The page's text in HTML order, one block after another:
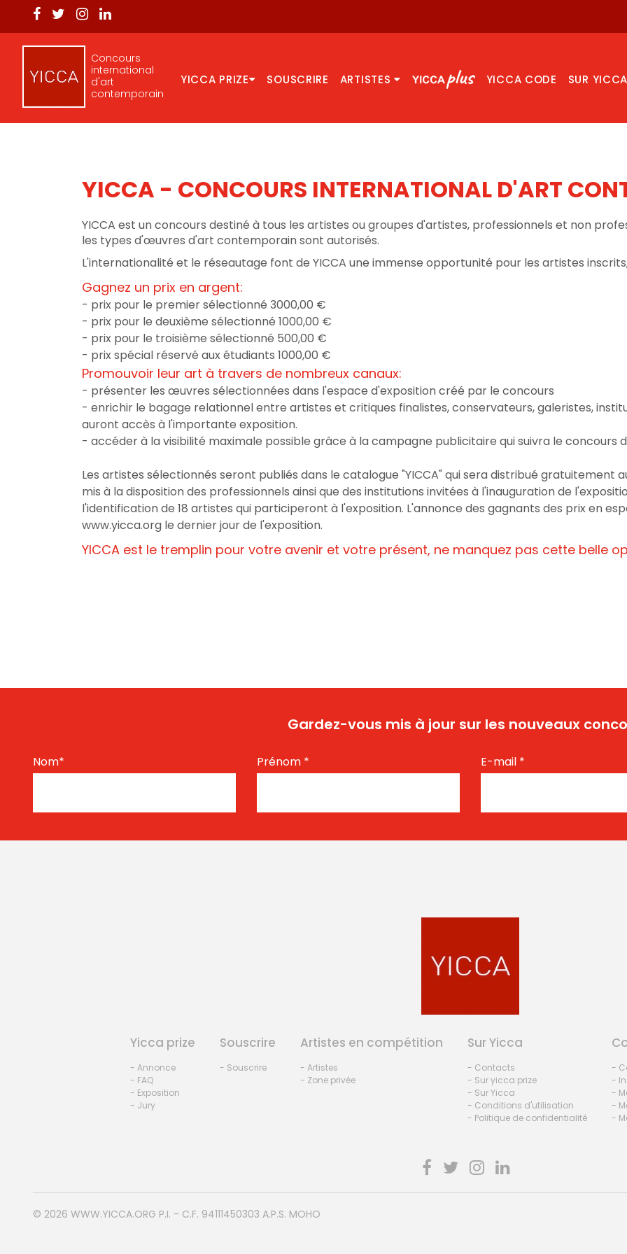
Concours
international
d'art
contemporain
YICCA PRIZE SOUSCRIRE ARTISTES YICCA CODE SUR
YICCA - CONCOURS INTERNATIONAL D'ART
YICCA est un concours destiné à tous les artistes ou groupes d'artistes, professionnels et non
les types d'œuvres d'art contemporain sont autorisés.
L'internationalité et le réseautage font de YICCA une immense opportunité pour les artistes
Gagnez un prix en argent:
- prix pour le premier sélectionné 3000,00 €
- prix pour le deuxième sélectionné 1000,00 €
- prix pour le troisième sélectionné 500,00 €
- prix spécial réservé aux étudiants 1000,00 €
Promouvoir leur art à travers de nombreux canaux:
- présenter les œuvres sélectionnées dans l'espace d'exposition créé par le concours
- enrichir le bagage relationnel entre artistes et critiques finalistes, conservateurs, galeristes,
auront accès à l'importante exposition.
- accéder à la visibilité maximale possible grâce à la campagne publicitaire qui suivra le concours
Les artistes sélectionnés seront publiés dans le catalogue "YICCA" qui sera distribué gratuitement
mis à la disposition des professionnels ainsi que des institutions invitées à l'inauguration de
l'identification de 18 artistes qui participeront à l'exposition. L'annonce des gagnants des prix en
www.yicca.org le dernier jour de l'exposition.
YICCA est le tremplin pour votre avenir et votre présent, ne manquez pas cette belle
Gardez-vous mis à jour sur les nouveaux
Nom* Prénom * E-mail *
Yicca prize
- Annonce
- FAQ
- Exposition
- Jury
Souscrire
- Souscrire
Artistes en compétition
- Artistes
- Zone privée
Sur Yicca
- Contacts
- Sur yicca prize
- Sur Yicca
- Conditions d'utilisation
- Politique de confidentialité
-
-
-
-
-
© 2026 WWW.YICCA.ORG P.I. - C.F. 94111450303 A.P.S. MOHO